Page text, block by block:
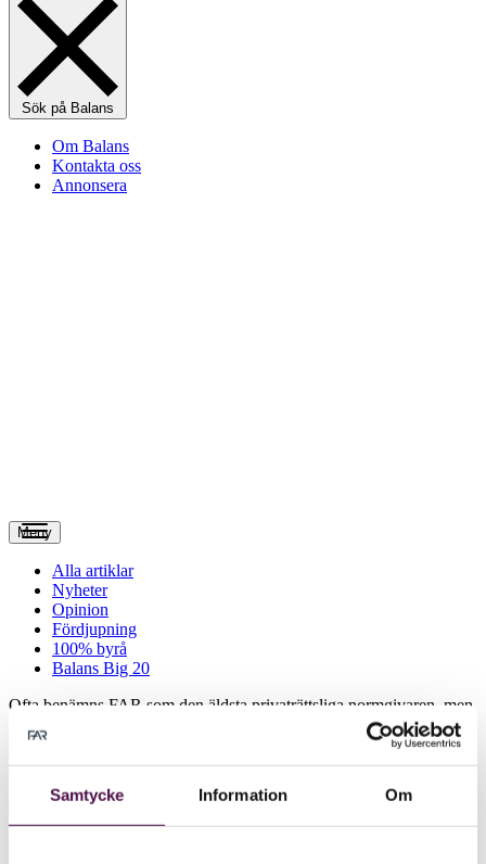
Samtycke Information Om
Sök på Balans
Om Balans
Kontakta oss
Annonsera
Meny
Alla artiklar
Nyheter
Opinion
Fördjupning
100% byrå
Balans Big 20
Ofta benämns FAR som den äldsta privaträttsliga normgivaren, men
innan FAR började ge ut rekommendationer var Sveriges
Mekanförbund en viktig aktör på redovisningsområdet. Förbundet
bildades 1911 och var en branschorganisation för verkstadsindustrin.
stor roll för utvecklingen av den goda redovisningsseden –
framförallt efter Redovisningskommitténs tillkomst, numera FAR:s